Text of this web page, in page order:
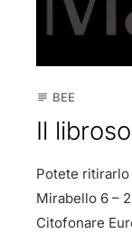
subject BEE
Il
Potete
Mirabello 6 –
Citofonare